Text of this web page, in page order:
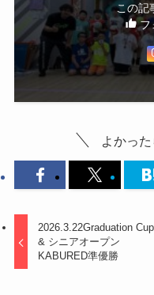
この記
フ
よかっ
2026.3.22Graduation Cup
& シニアオープン
KABURED準優勝